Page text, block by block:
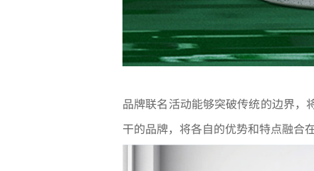
品牌联名活动能够突破传统的边界，
干的品牌，将各自的优势和特点融合